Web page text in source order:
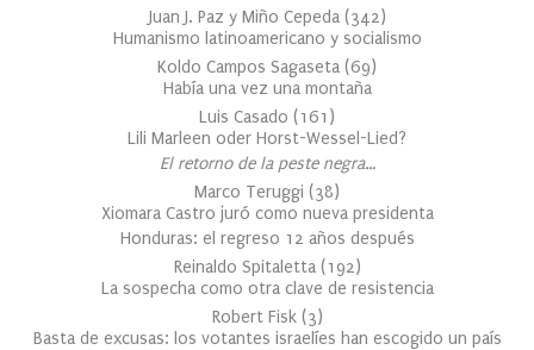
Juan J. Paz y Miño Cepeda (342)
Humanismo latinoamericano y socialismo
Koldo Campos Sagaseta (69)
Había una vez una montaña
Luis Casado (161 )
Lili Marleen oder Horst-Wessel-Lied?
El retorno de la peste negra…
Marco Teruggi (38)
Xiomara Castro juró como nueva presidenta
Honduras: el regreso 12 años después
Reinaldo Spitaletta (192)
La sospecha como otra clave de resistencia
Robert Fisk (3)
Basta de excusas: los votantes israelíes han escogido un país